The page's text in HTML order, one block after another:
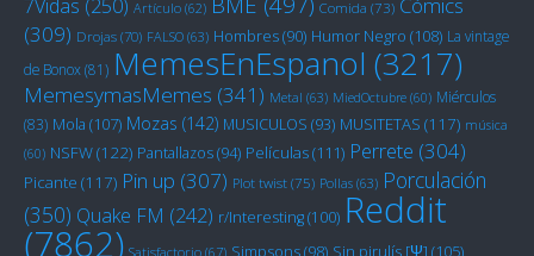
7Vidas (250) Artículo (62) Comida (73)
(309) Drojas (70) FALSO (63) Hombres(90) Humor Negro (108) La vintage
de Bonox(81) MemesEnEspanol (3217)
MemesymasMemes (341) Metal (63) MiedOctubre (60) Miérculos
(83) Mola (107) Mozas (142) MUSICULOS (93) MUSITETAS (117) música
(60) NSFW(122) Pantallazos(94) Películas(111) Perrete (304)
Picante (117) Pin up (307) Plot twist (75) Pollas (63) Porculación
(350) Quake FM (242) r/Interesting(100) Reddit
(7862) Satisfactorio (67) Simpsons(98) Sin pirulís [Ψ] (105)